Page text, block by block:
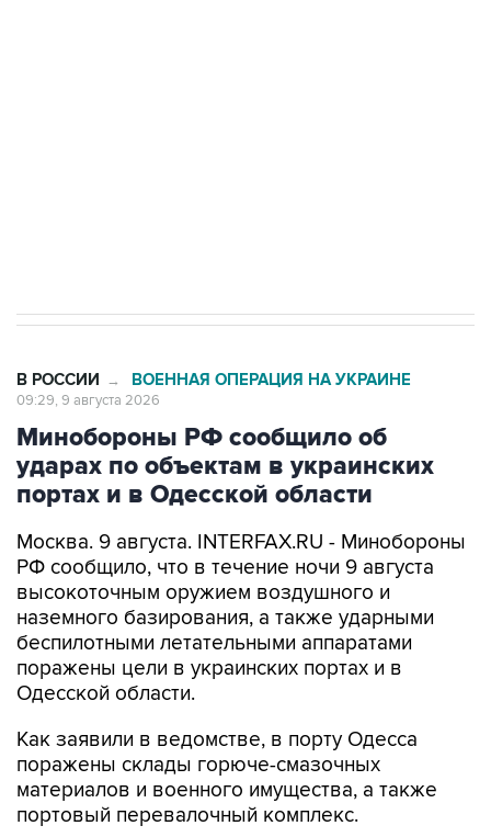
В РОССИИ → ВОЕННАЯ ОПЕРАЦИЯ НА УКРАИНЕ
09:29, 9 августа 2026
Минобороны РФ сообщило об
ударах по объектам в украинских
портах и в Одесской области
Москва. 9 августа. INTERFAX.RU - Минобороны
РФ сообщило, что в течение ночи 9 августа
высокоточным оружием воздушного и
наземного базирования, а также ударными
беспилотными летательными аппаратами
поражены цели в украинских портах и в
Одесской области.
Как заявили в ведомстве, в порту Одесса
поражены склады горюче-смазочных
материалов и военного имущества, а также
портовый перевалочный комплекс.